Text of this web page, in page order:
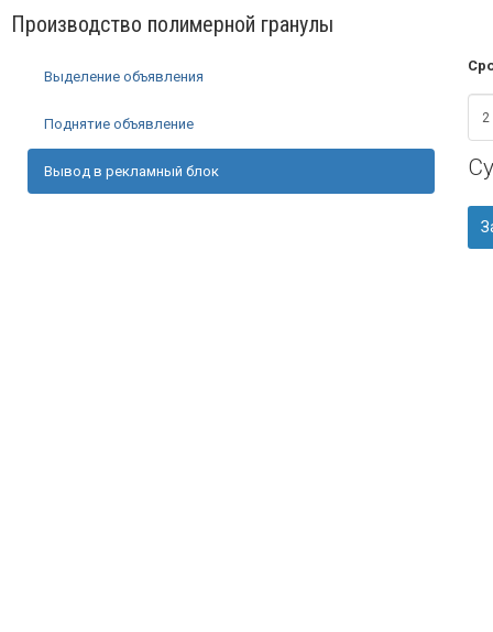
Производство полимерной гранулы
Выделение объявления
Поднятие объявление
Вывод в рекламный блок